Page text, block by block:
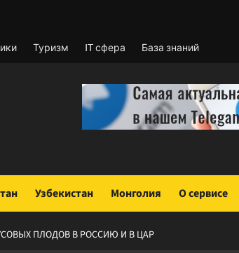
Туризм IT сфера База знаний
Узбекистан Монголия О сервисе
ПЛОДОВ В РОССИЮ И В ЦАР